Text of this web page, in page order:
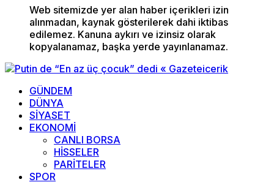
Web sitemizde yer alan haber içerikleri izin
alınmadan, kaynak gösterilerek dahi iktibas
edilemez. Kanuna aykırı ve izinsiz olarak
kopyalanamaz, başka yerde yayınlanamaz.
GÜNDEM
DÜNYA
SİYASET
EKONOMİ
CANLI BORSA
HİSSELER
PARİTELER
SPOR